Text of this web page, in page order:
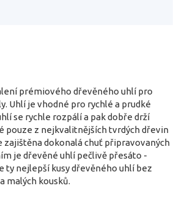
prémiového dřevěného uhlí pro
Uhlí je vhodné pro rychlé a prudké
se rychle rozpálí a pak dobře drží
pouze z nejkvalitnějších tvrdých dřevin
zajištěna dokonalá chuť připravovaných
je dřevěné uhlí pečlivě přesáto -
ty nejlepší kusy dřevěného uhlí bez
malých kousků.